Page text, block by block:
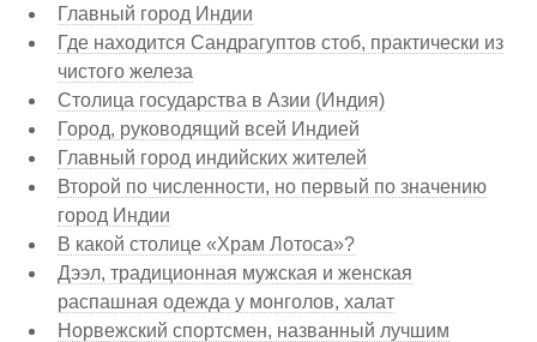
Главный город Индии
Где находится Сандрагуптов стоб, практически из
чистого железа
Столица государства в Азии (Индия)
Город, руководящий всей Индией
Главный город индийских жителей
Второй по численности, но первый по значению
город Индии
В какой столице «Храм Лотоса»?
Дээл, традиционная мужская и женская
распашная одежда у монголов, халат
Норвежский спортсмен, названный лучшим